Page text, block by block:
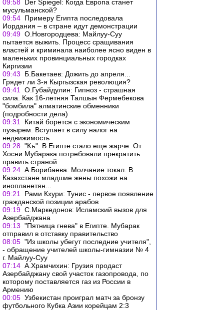
09:58 Der Spiegel: Когда Европа станет
мусульманской?
09:54 Примеру Египта последовала
Иордания – в стране идут демонстрации
09:49 О.Новгородцева: Майлуу-Суу
пытается выжить. Процесс сращивания
властей и криминала наиболее ясно виден в
маленьких провинциальных городках
Киргизии
09:43
Б.Бакетаев: Дожить до апреля...
Грядет ли 3-я Кыргызская революция?
09:41
О.Губайдулин: Гипноз - страшная
сила. Как 16-летняя Талшын Фермебекова
"бомбила" алматинские обменники
(подробности дела)
09:31
Китай борется с экономическим
пузырем. Вступает в силу налог на
недвижимость
09:28 "Къ": В Египте стало еще жарче. От
Хосни Мубарака потребовали прекратить
править страной
09:24 А.Борибаева: Молчание токал. В
Казахстане младшие жены похожи на
инопланетян...
09:21
Рами Кхури: Тунис - первое появление
гражданской позиции арабов
09:19 С.Маркедонов: Исламский вызов для
Азербайджана
09:13 "Пятница гнева" в Египте. Мубарак
отправил в отставку правительство
08:05 "Из школы убегут последние учителя",
- обращение учителей школы-гимназии № 4
г. Майлуу-Суу
07:14 А.Храмчихин: Грузия продаст
Азербайджану свой участок газопровода, по
которому поставляется газ из России в
Армению
00:05 Узбекистан проиграл матч за бронзу
футбольного Кубка Азии корейцам 2:3